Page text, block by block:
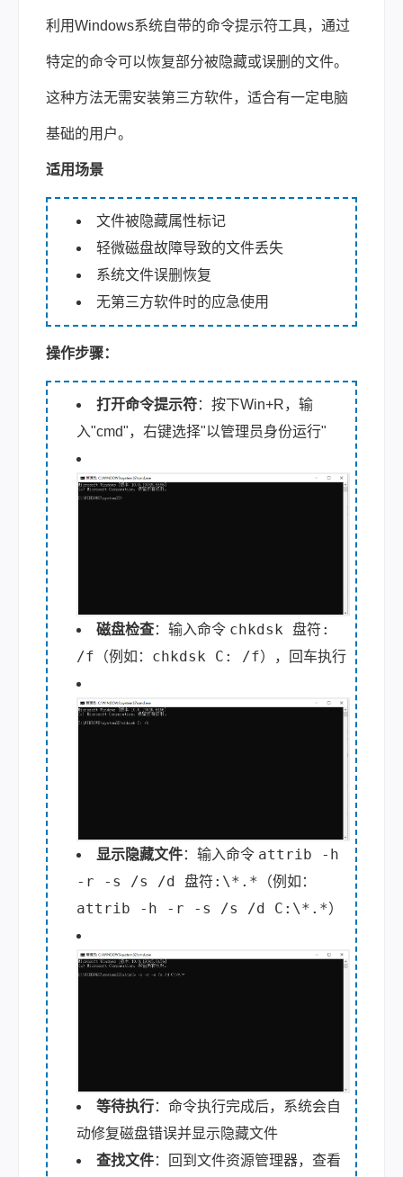
利用Windows系统自带的命令提示符工具，通过
特定的命令可以恢复部分被隐藏或误删的文件。
这种方法无需安装第三方软件，适合有一定电脑
基础的用户。
适用场景
文件被隐藏属性标记
轻微磁盘故障导致的文件丢失
系统文件误删恢复
无第三方软件时的应急使用
操作步骤：
打开命令提示符：按下Win+R，输
入"cmd"，右键选择"以管理员身份运行"
磁盘检查：输入命令 chkdsk 盘符:
/f （例如： chkdsk C: /f），回车执行
显示隐藏文件：输入命令 attrib -h
-r -s /s /d 盘符:\*.* （例如：
attrib -h -r -s /s /d C:\*.*）
等待执行：命令执行完成后，系统会自
动修复磁盘错误并显示隐藏文件
查找文件：回到文件资源管理器，查看